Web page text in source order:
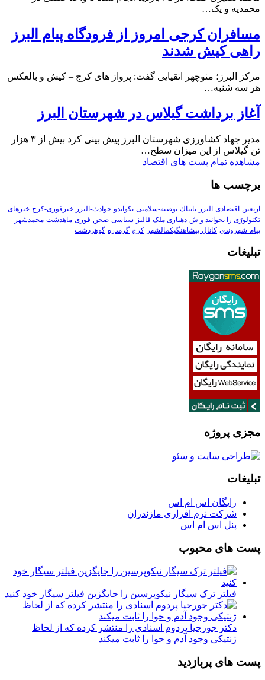
محمدیه و یک…
مسافران کرجی امروز از فرودگاه پیام البرز
راهی کیش شدند
مرکز البرز؛ منوچهر اتقیایی گفت: پرواز های کرج – کیش و بالعکس
هر سه شنبه…
آغاز برداشت گیلاس در شهرستان البرز
مدیر جهاد کشاورزی شهرستان البرز پیش بینی کرد بیش از ۳ هزار
تن گیلاس از این میزان سطح…
مشاهده تمام پست های اقتصاد
برچسب ها
اربعین اقتصادی البرز تابناك توصیه-سلامتی تکواندو حوادث-البرز خبرفوری-کرج خبرهای
تکنولوڑی را بخوانید و ش دهیاری ملک فالیز سیاسی صحن فوری ماهدشت محمدشهر
پیام-شهروندی کانال-پیشاهنگیکمالشهر کرج گرمدره گوهردشت
تبلیغات
مجزی پروژه
تبلیغات
رایگان اس ام اس
شرکت نرم افزاری مازندران
پنل اس ام اس
پست های محبوب
فیلتر ترک سیگار نیکوپرسین را جایگزین فیلتر سیگار خود کنید
دکتر جورجیا پردوم اسنادی را منتشر کرده که از لحاظ
ژنتیکی وجود آدم و حوا را ثابت میکند
پست های پربازدید